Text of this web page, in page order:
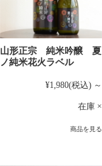
山形正宗 純米吟醸 夏
ノ純米花火ラベル
¥1,980(税込) ～
在庫 ×
商品を見る